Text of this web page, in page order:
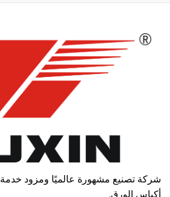
شركة تصنيع مشهورة عالميًا ومزود
أكياس الورق.